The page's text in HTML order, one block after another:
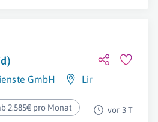
GmbH Linz
2.585€ pro Monat vor 3 T